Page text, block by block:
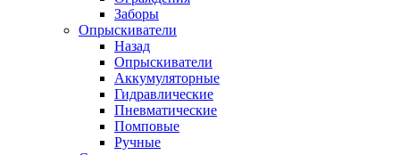
Заборы
Опрыскиватели
Назад
Опрыскиватели
Аккумуляторные
Гидравлические
Пневматические
Помповые
Ручные